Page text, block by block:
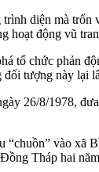
diện mà
hoạt động vũ
tổ chức phản
đối tượng này lại
26/8/1978,
“chuồn” vào
Tháp hai